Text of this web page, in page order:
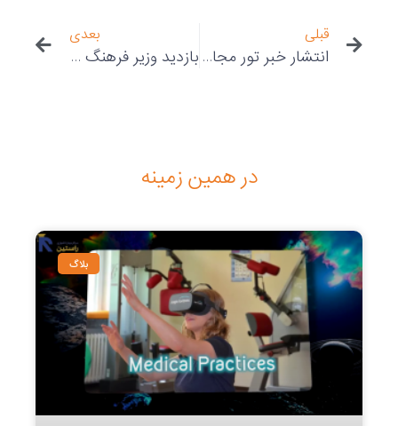
قبلی
انتشار خبر تور مجازی کتابخانه مرکزی دانشگاه تهران در سایت معاونت پژوهشی دانشگاه
بعدی
بازدید وزیر فرهنگ و ارشاد اسلامی از تولیدات گروه ماندگار پانو
در همین زمینه
بلاگ